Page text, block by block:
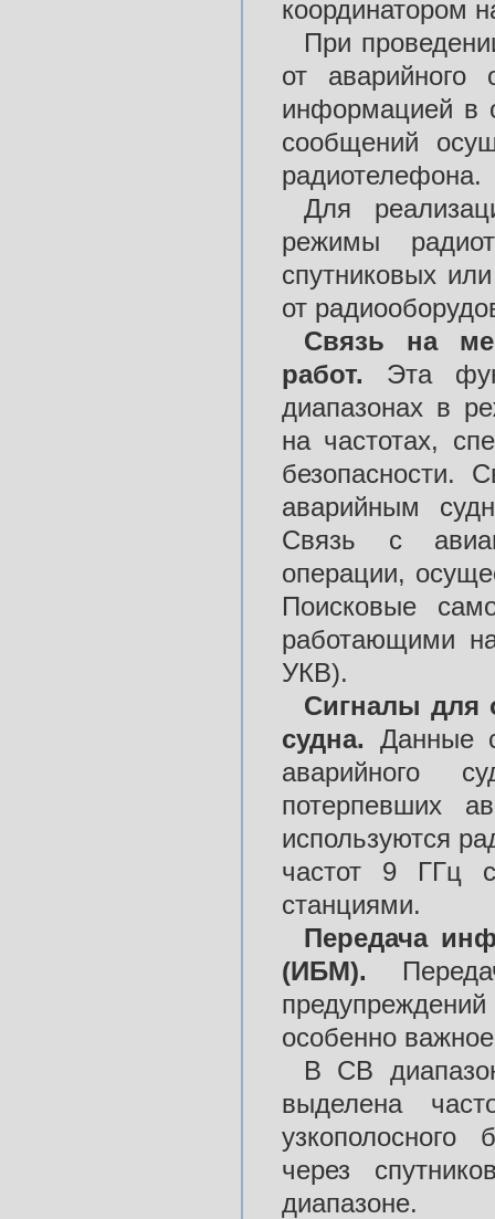
координатором
При
от аварийного
информацией в
сообщений
радиотелефона.
Для
режимы
спутниковых
от
Связь на
работ. Эта
диапазонах в
на частотах,
безопасности.
аварийным
Связь с
операции,
Поисковые
работающими
УКВ).
Сигналы для
судна. Данные
аварийного
потерпевших
используются
частот 9 ГГц
станциями.
Передача
(ИБМ).
особенно
В СВ
выделена
узкополосного
через
диапазоне.